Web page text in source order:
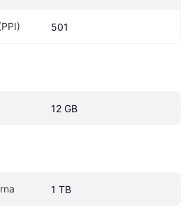
501
12 GB
1 TB